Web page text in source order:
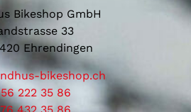
Bikeshop GmbH
33
Ehrendingen
bikeshop.ch
222 35 86